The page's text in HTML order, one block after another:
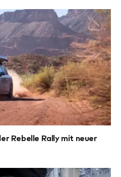
Rebelle Rally mit neuer